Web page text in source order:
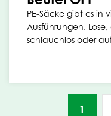
PE-Säcke gibt es in
Ausführungen.
schlauchlos oder
1